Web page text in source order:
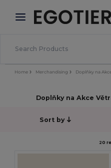
× Aplikace Egotier
Lepší ceny v aplikaci!
Home Merchandising Doplňky na
Doplňky na Akce
Sort by
20